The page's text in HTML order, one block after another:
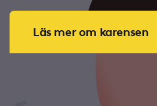
Läs mer om karensen